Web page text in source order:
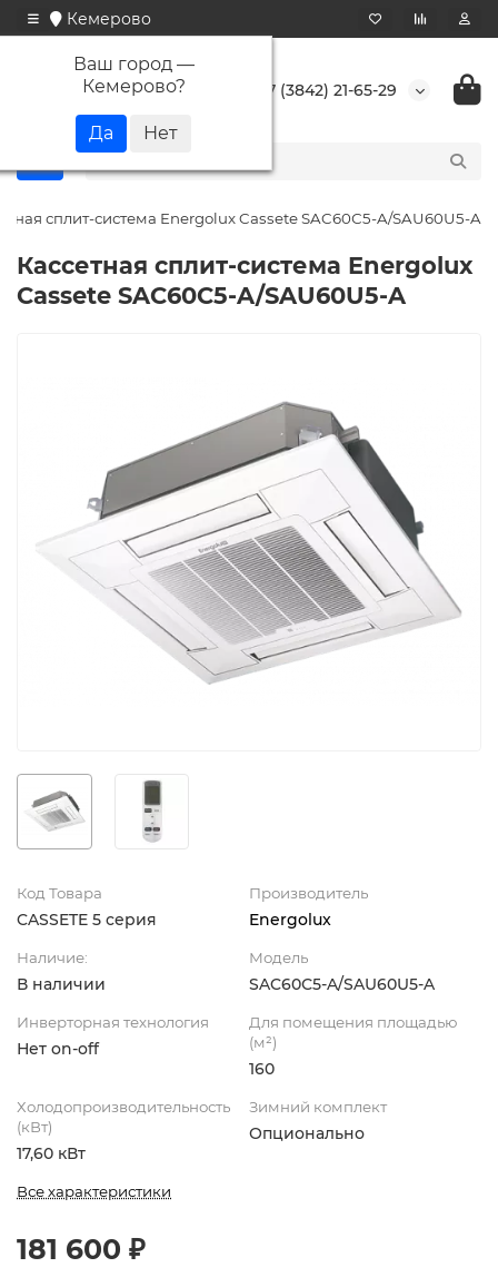
Кемерово
Ваш город —
Кемерово? +7 (3842) 21-65-29
сплит-система Energolux Cassete SAC60С5-A/SAU60U5-A
Кассетная сплит-система Energolux
Cassete SAC60С5-A/SAU60U5-A
Код Товара
CASSETE 5 серия
Производитель
Energolux
Наличие:
В наличии
Модель
SAC60С5-A/SAU60U5-A
Инверторная технология
Нет on-off
Для помещения площадью
(м²)
160
Холодопроизводительность
(кВт)
17,60 кВт
Зимний комплект
Опционально
Все характеристики
181 600 ₽